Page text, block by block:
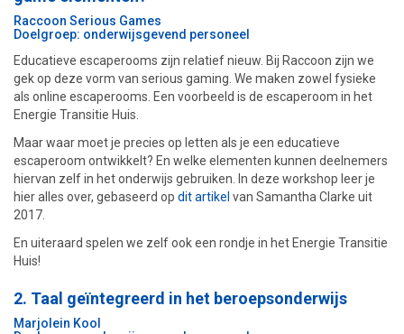
Raccoon Serious Games
Doelgroep: onderwijsgevend personeel
Educatieve escaperooms zijn relatief nieuw. Bij Raccoon zijn we
gek op deze vorm van serious gaming. We maken zowel fysieke
als online escaperooms. Een voorbeeld is de escaperoom in het
Energie Transitie Huis.
Maar waar moet je precies op letten als je een educatieve
escaperoom ontwikkelt? En welke elementen kunnen deelnemers
hiervan zelf in het onderwijs gebruiken. In deze workshop leer je
hier alles over, gebaseerd op dit artikel van Samantha Clarke uit
2017.
En uiteraard spelen we zelf ook een rondje in het Energie Transitie
Huis!
2. Taal geïntegreerd in het beroepsonderwijs
Marjolein Kool